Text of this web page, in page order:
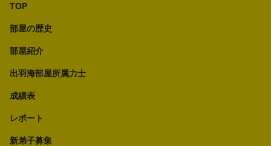
TOP
部屋の歴史
部屋紹介
出羽海部屋所属力士
成績表
レポート
新弟子募集